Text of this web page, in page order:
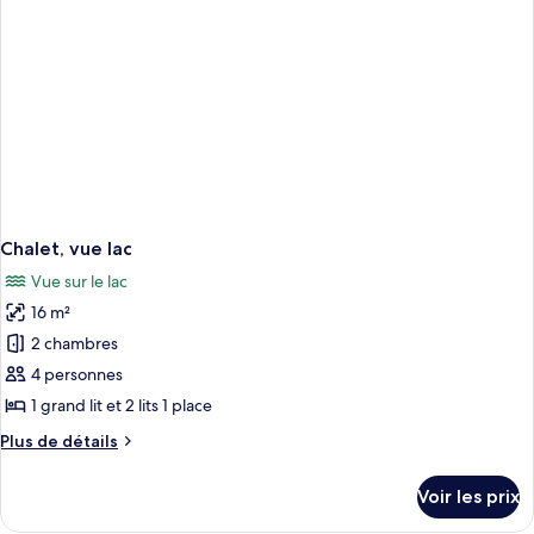
Chalet, vue lac
Vue sur le lac
16 m²
2 chambres
4 personnes
1 grand lit et 2 lits 1 place
Plus de détails
Plus
le
Voir les prix